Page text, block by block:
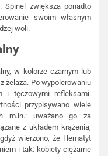
Spinel zwiększa ponadto
swoim własnym
woli.
w kolorze czarnym lub
żelaza. Po wypolerowaniu
i tęczowymi refleksami.
przypisywano wiele
m.in.: uważano go za
z układem krążenia,
wierzono, że Hematyt
i tak: kobiety ciężarne